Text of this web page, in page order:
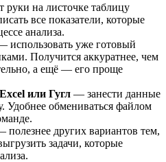
руки на листочке таблицу
все показатели, которые
анализа.
использовать уже готовый
Получится аккуратнее, чем
а ещё — его проще
или Гугл — занести данные
Удобнее обмениваться файлом
полезнее других вариантов тем,
задачи, которые